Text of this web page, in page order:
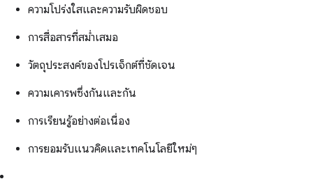
ความโปร่งใสและความรับผิดชอบ
การสื่อสารที่สม่ำเสมอ
วัตถุประสงค์ของโปรเจ็กต์ที่ชัดเจน
ความเคารพซึ่งกันและกัน
การเรียนรู้อย่างต่อเนื่อง
การยอมรับแนวคิดและเทคโนโลยีใหม่ๆ